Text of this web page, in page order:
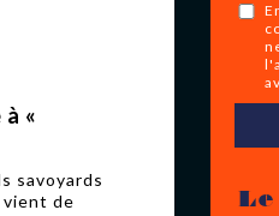
«
savoyards
vient de